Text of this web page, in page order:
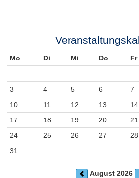
Mo Di Mi Do Fr
3
4 5 6 7
10
11 12 13 14
17
18 19 20 21
24
25 26 27 28
31
August 2026